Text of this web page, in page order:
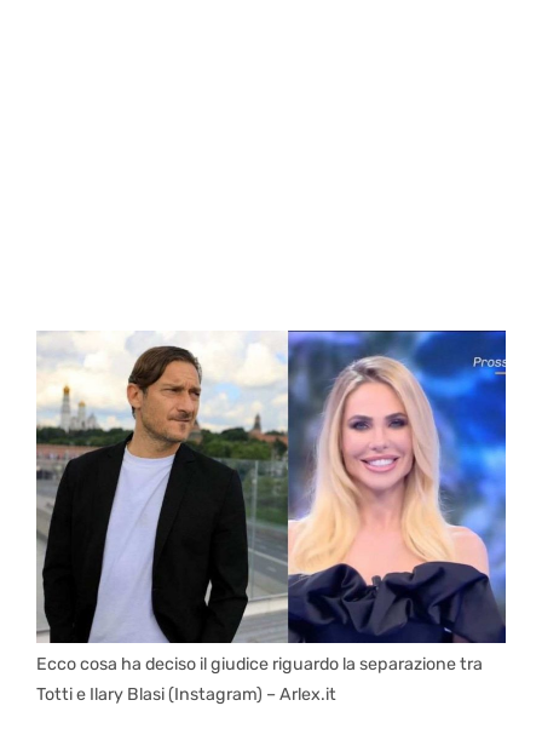
Ecco cosa ha deciso il giudice riguardo la separazione tra
Totti e Ilary Blasi (Instagram) – Arlex.it